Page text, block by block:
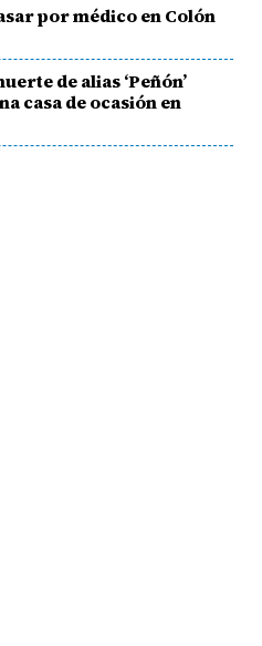
por médico en Colón
de alias ‘Peñón’
casa de ocasión en